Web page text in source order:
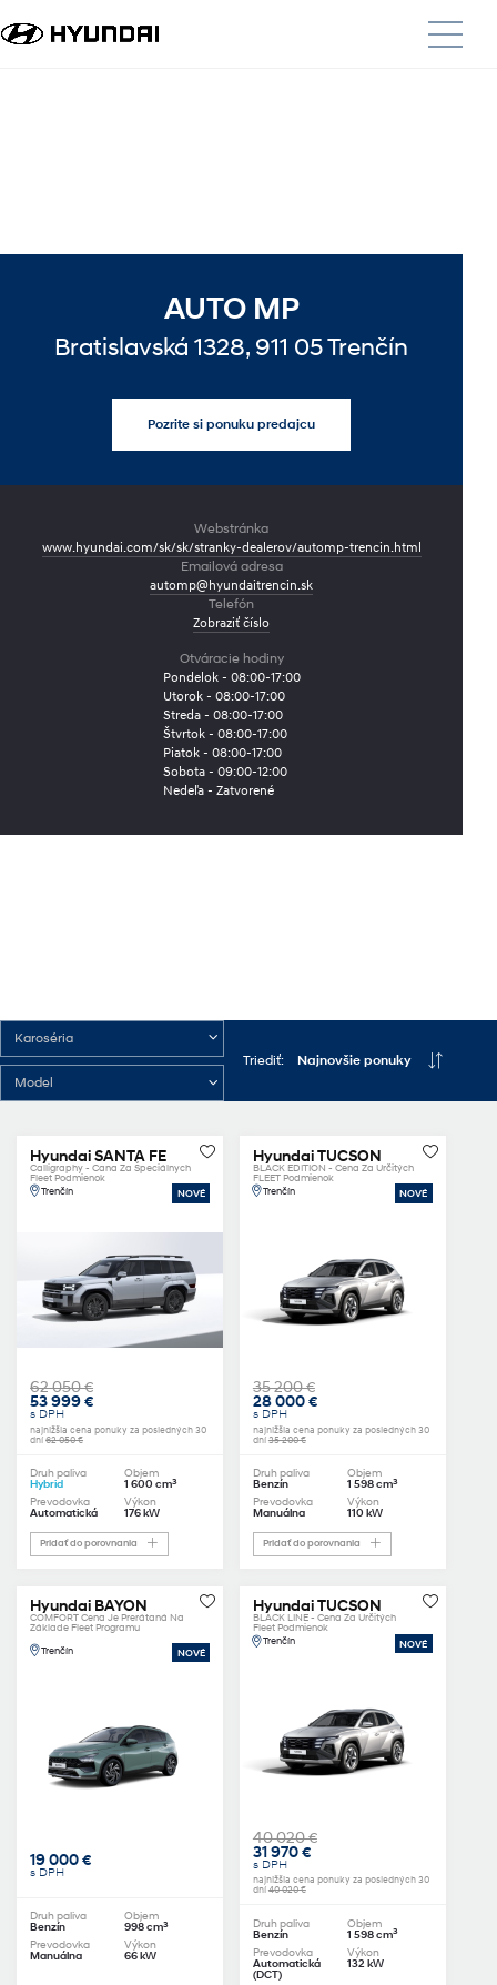
AUTO MP
Bratislavská 1328, 911 05 Trenčín
Pozrite si ponuku predajcu
Webstránka
www.hyundai.com/sk/sk/stranky-dealerov/automp-trencin.html
Emailová adresa
automp@hyundaitrencin.sk
Telefón
Zobraziť číslo
Otváracie hodiny
Pondelok - 08:00-17:00
Utorok - 08:00-17:00
Streda - 08:00-17:00
Štvrtok - 08:00-17:00
Piatok - 08:00-17:00
Sobota - 09:00-12:00
Nedeľa - Zatvorené
Triediť: Najnovšie ponuky
Hyundai SANTA FE
Calligraphy - Cana Za Špeciálnych
Fleet Podmienok
Trenčín
NOVÉ
62 050 €
53 999 €
s DPH
najnižšia cena ponuky za posledných 30
dní62 050 €
Druh paliva
Hybrid
Objem
1 600 cm3
Prevodovka
Automatická
Výkon
176 kW
Pridať do porovnania
Hyundai TUCSON
BLACK EDITION - Cena Za Určitých
FLEET Podmienok
Trenčín
NOVÉ
35 200 €
28 000 €
s DPH
najnižšia cena ponuky za posledných 30
dní35 200 €
Druh paliva
Benzín
Objem
1 598 cm3
Prevodovka
Manuálna
Výkon
110 kW
Pridať do porovnania
Hyundai BAYON
COMFORT Cena Je Prerátaná Na
Základe Fleet Programu
Trenčín
NOVÉ
19 000 €
s DPH
Druh paliva
Benzín
Objem
998 cm3
Prevodovka
Manuálna
Výkon
66 kW
Hyundai TUCSON
BLACK LINE - Cena Za Určitých
Fleet Podmienok
Trenčín
NOVÉ
40 020 €
31 970 €
s DPH
najnižšia cena ponuky za posledných 30
dní40 020 €
Druh paliva
Benzín
Objem
1 598 cm3
Prevodovka
Automatická
(DCT)
Výkon
132 kW